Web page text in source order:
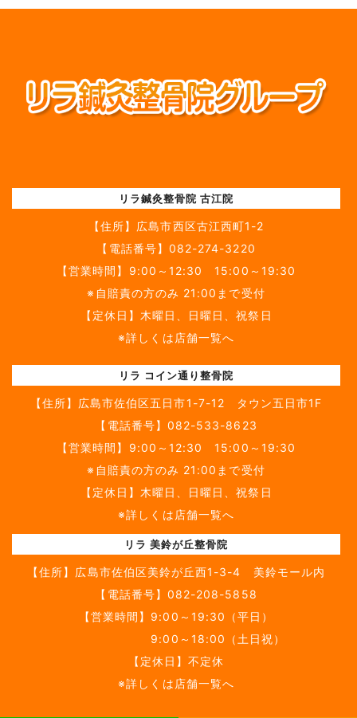
リラ鍼灸整骨院 古江院
【住所】 広島市西区古江西町1-2
【電話番号】 082-274-3220
【営業時間】9:00～12:30 15:00～19:30
※自賠責の方のみ 21:00まで受付
【定休日】木曜日、日曜日、祝祭日
※詳しくは店舗一覧へ
リラ コイン通り整骨院
【住所】 広島市佐伯区五日市1-7-12 タウン五日市1F
【電話番号】 082-533-8623
【営業時間】9:00～12:30 15:00～19:30
※自賠責の方のみ 21:00まで受付
【定休日】木曜日、日曜日、祝祭日
※詳しくは店舗一覧へ
リラ 美鈴が丘整骨院
【住所】 広島市佐伯区美鈴が丘西1-3-4 美鈴モール内
【電話番号】 082-208-5858
【営業時間】9:00～19:30（平日）
9:00～18:00（土日祝）
【定休日】不定休
※詳しくは店舗一覧へ